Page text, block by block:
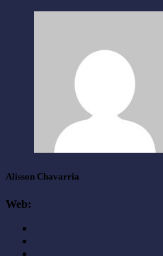
Alisson Chavarria
Web: